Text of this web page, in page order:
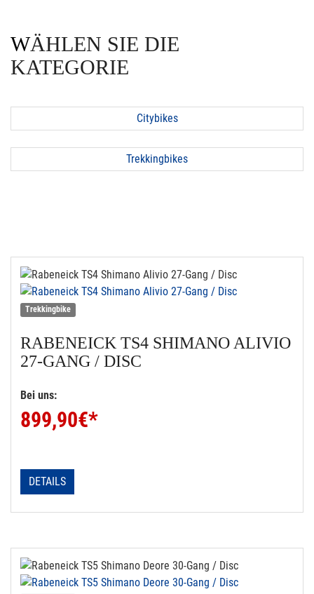
WÄHLEN SIE DIE
KATEGORIE
Citybikes
Trekkingbikes
Trekkingbike
RABENEICK TS4 SHIMANO ALIVIO
27-GANG / DISC
Bei uns:
899,90€*
DETAILS